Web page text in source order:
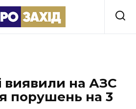
виявили на АЗС
порушень на 3